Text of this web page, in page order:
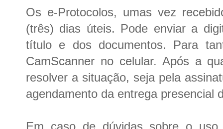
Os e-Protocolos, umas vez
(três) dias úteis. Pode enviar a
título e dos documentos. Para
CamScanner no celular. Após a
resolver a situação, seja pela
agendamento da entrega presencial
Em caso de dúvidas sobre o